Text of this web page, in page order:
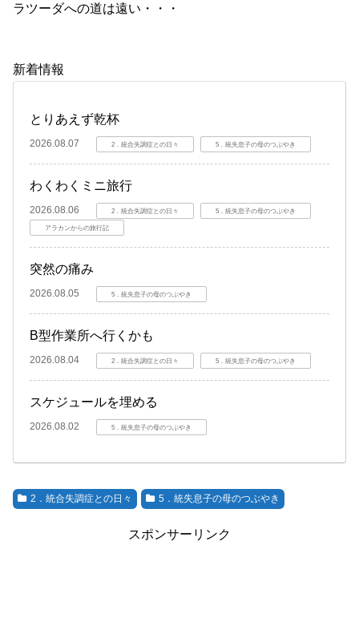
ラツーダへの道は遠い・・・
新着情報
とりあえず乾杯
2026.08.07 2．統合失調症との日々 5．統失息子の母のつぶやき
わくわくミニ旅行
2026.08.06 2．統合失調症との日々 5．統失息子の母のつぶやき
アラカンからの旅行記
突然の痛み
2026.08.05 5．統失息子の母のつぶやき
B型作業所へ行くかも
2026.08.04 2．統合失調症との日々 5．統失息子の母のつぶやき
スケジュールを埋める
2026.08.02 5．統失息子の母のつぶやき
2．統合失調症との日々 5．統失息子の母のつぶやき
スポンサーリンク